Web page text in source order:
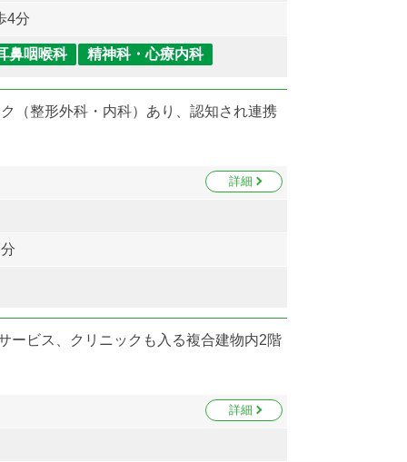
4分
鼻咽喉科 精神科・心療内科
（整形外科・内科）あり、認知され連携
詳細
ビス、クリニックも入る複合建物内2階
詳細